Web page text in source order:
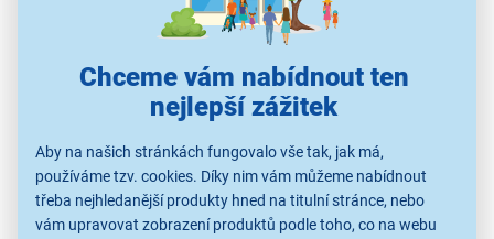
Chceme vám nabídnout ten
nejlepší zážitek
Aby na našich stránkách fungovalo vše tak, jak má,
používáme tzv. cookies. Díky nim vám můžeme nabídnout
třeba nejhledanější produkty hned na titulní stránce, nebo
vám upravovat zobrazení produktů podle toho, co na webu
Intenzivní espresso pro tatínka, mamince Latté, dětem
Všechny nápoje připraví TASSIMO během krátké
chvílea vy takmůžete bohatě pohostit všechny své
blízké
. Bavte se a užívejte si s kávovarem TASSIMO a